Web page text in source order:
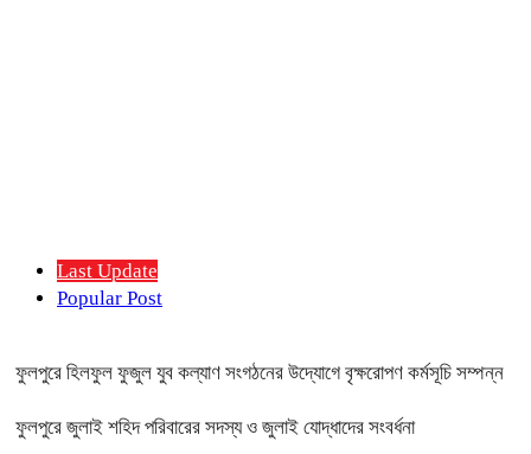
Last Update
Popular Post
ফুলপুরে হিলফুল ফুজুল যুব কল্যাণ সংগঠনের উদ্যোগে বৃক্ষরোপণ কর্মসূচি সম্পন্ন
ফুলপুরে জুলাই শহিদ পরিবারের সদস্য ও জুলাই যোদ্ধাদের সংবর্ধনা